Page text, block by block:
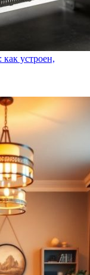
устроен,